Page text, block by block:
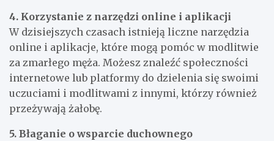
4. Korzystanie z narzędzi online i aplikacji
W dzisiejszych czasach istnieją liczne narzędzia
online i aplikacje, które mogą pomóc w modlitwie
za zmarłego męża. Możesz znaleźć społeczności
internetowe lub platformy do dzielenia się swoimi
uczuciami i modlitwami z innymi, którzy również
przeżywają żałobę.
5. Błaganie o wsparcie duchownego